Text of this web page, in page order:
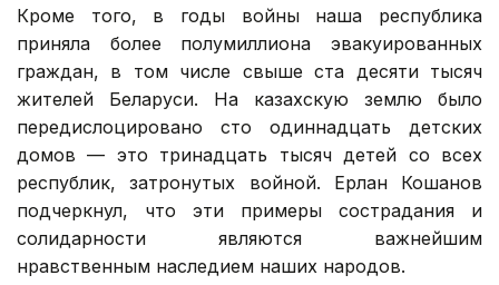
Кроме того, в годы войны наша республика
приняла более полумиллиона эвакуированных
граждан, в том числе свыше ста десяти тысяч
жителей Беларуси. На казахскую землю было
передислоцировано сто одиннадцать детских
домов — это тринадцать тысяч детей со всех
республик, затронутых войной. Ерлан Кошанов
подчеркнул, что эти примеры сострадания и
солидарности являются важнейшим
нравственным наследием наших народов.